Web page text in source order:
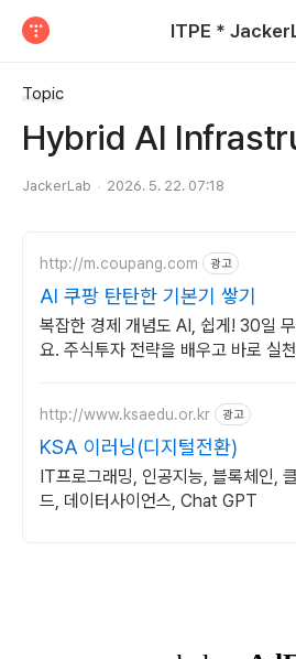
ITPE *
Topic
Hybrid AI
JackerLab 2026. 5. 22. 07:18
http://m.coupang.com 광고
AI 쿠팡 탄탄한 기본기 쌓기
복잡한 경제 개념도 AI, 쉽게! 30일
요. 주식투자 전략을 배우고 바로 실
http://www.ksaedu.or.kr 광고
KSA 이러닝(디지털전환)
IT프로그래밍, 인공지능, 블록체인,
드, 데이터사이언스, Chat GPT